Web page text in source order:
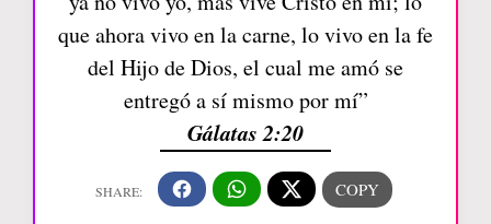
que ahora vivo en la carne, lo vivo en la fe
del Hijo de Dios, el cual me amó se
entregó a sí mismo por mí”
Gálatas 2:20